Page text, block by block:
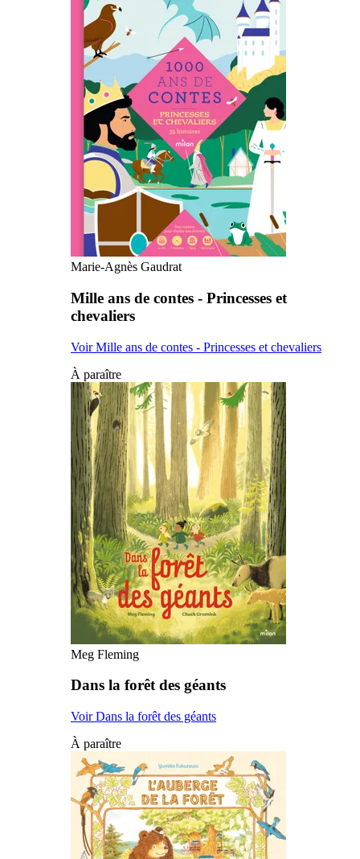
Marie-Agnès Gaudrat
Mille ans de contes - Princesses et
chevaliers
Voir Mille ans de contes - Princesses et chevaliers
À paraître
Meg Fleming
Dans la forêt des géants
Voir Dans la forêt des géants
À paraître